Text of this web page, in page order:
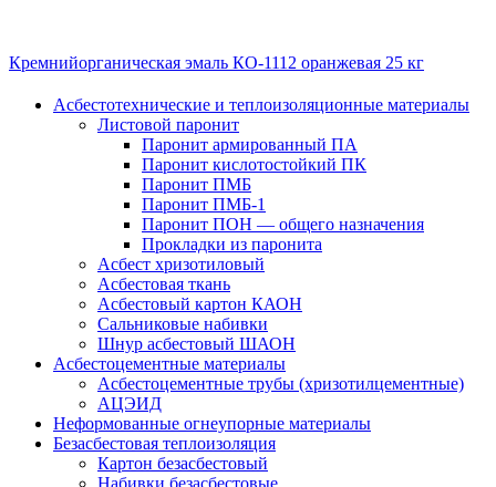
Кремнийорганическая эмаль КО-1112 оранжевая 25 кг
Асбестотехнические и теплоизоляционные материалы
Листовой паронит
Паронит армированный ПА
Паронит кислотостойкий ПК
Паронит ПМБ
Паронит ПМБ-1
Паронит ПОН — общего назначения
Прокладки из паронита
Асбест хризотиловый
Асбестовая ткань
Асбестовый картон КАОН
Сальниковые набивки
Шнур асбестовый ШАОН
Асбестоцементные материалы
Асбестоцементные трубы (хризотилцементные)
АЦЭИД
Неформованные огнеупорные материалы
Безасбестовая теплоизоляция
Картон безасбестовый
Набивки безасбестовые